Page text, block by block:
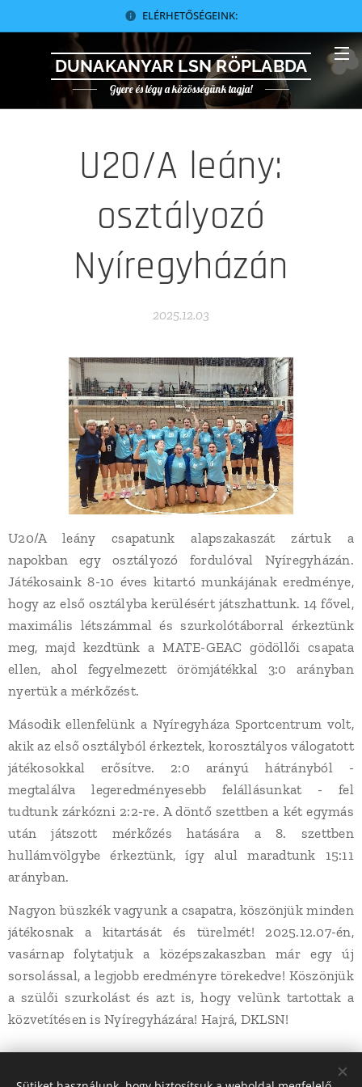
ELÉRHETŐSÉGEINK:
DUNAKANYAR LSN RÖPLABDA
Gyere és légy a közösségünk tagja!
U20/A leány:
osztályozó
Nyíregyházán
2025.12.03
U20/A leány csapatunk alapszakaszát zártuk a
napokban egy osztályozó fordulóval Nyíregyházán.
Játékosaink 8-10 éves kitartó munkájának eredménye,
hogy az első osztályba kerülésért játszhattunk. 14 fővel,
maximális létszámmal és szurkolótáborral érkeztünk
meg, majd kezdtünk a MATE-GEAC gödöllői csapata
ellen, ahol fegyelmezett örömjátékkal 3:0 arányban
nyertük a mérkőzést.
Második ellenfelünk a Nyíregyháza Sportcentrum volt,
akik az első osztályból érkeztek, korosztályos válogatott
játékosokkal erősítve. 2:0 arányú hátrányból -
megtalálva legeredményesebb felállásunkat - fel
tudtunk zárkózni 2:2-re. A döntő szettben a két egymás
után játszott mérkőzés hatására a 8. szettben
hullámvölgybe érkeztünk, így alul maradtunk 15:11
arányban.
Nagyon büszkék vagyunk a csapatra, köszönjük minden
játékosnak a kitartását és türelmét! 2025.12.07-én,
vasárnap folytatjuk a középszakaszban már egy új
sorsolással, a legjobb eredményre törekedve! Köszönjük
a szülői szurkolást és azt is, hogy velünk tartottak a
közvetítésen is Nyíregyházára! Hajrá, DKLSN!